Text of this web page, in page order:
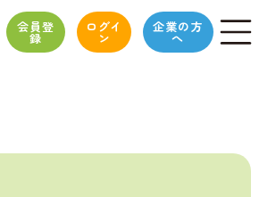
会員登
録
ログイ
ン
企業の方
へ